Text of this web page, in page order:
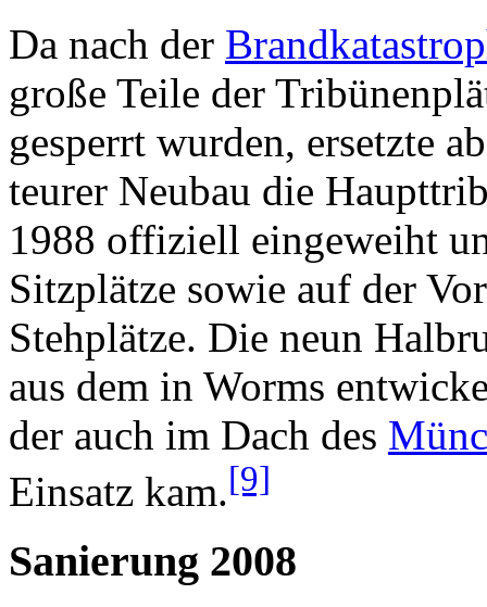
Da nach der
große Teile der
gesperrt wurden, ersetzte
teurer Neubau die
1988 offiziell eingeweiht
Sitzplätze sowie auf der
Stehplätze. Die neun
aus dem in Worms
der auch im Dach des
Einsatz kam.[9]
Sanierung 2008